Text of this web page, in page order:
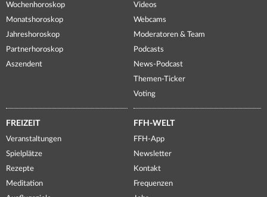
Wochenhoroskop
Monatshoroskop
Jahreshoroskop
Partnerhoroskop
Aszendent
Videos
Webcams
Moderatoren & Team
Podcasts
News-Podcast
Themen-Ticker
Voting
FREIZEIT
Veranstaltungen
Spielplätze
Rezepte
Meditation
FFH-WELT
FFH-App
Newsletter
Kontakt
Frequenzen